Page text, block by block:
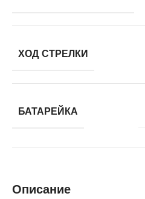
ХОД СТРЕЛКИ
БАТАРЕЙКА
Описание